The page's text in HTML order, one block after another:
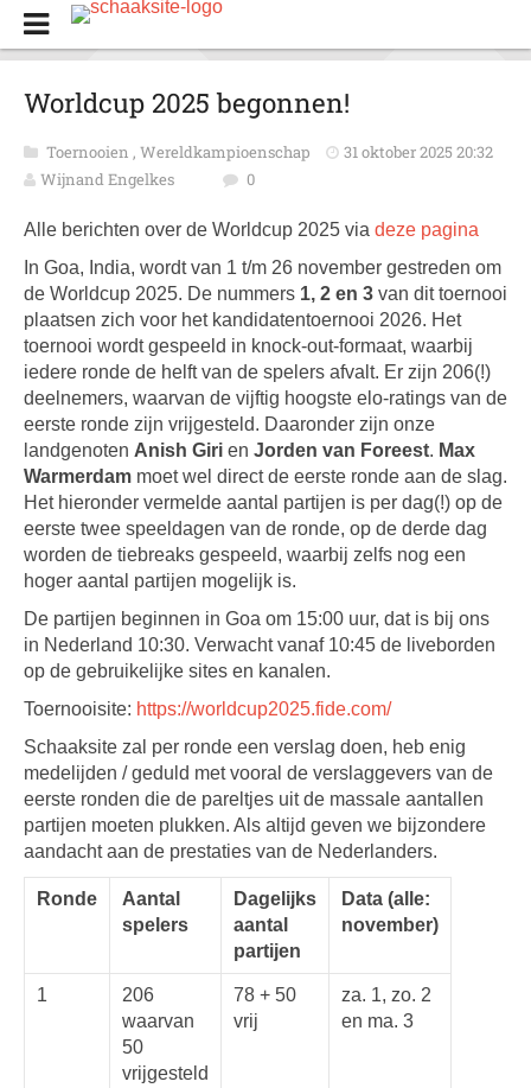
Worldcup 2025 begonnen!
Toernooien , Wereldkampioenschap
31 oktober 2025 20:32
Wijnand Engelkes
0
Alle berichten over de Worldcup 2025 via deze pagina
In Goa, India, wordt van 1 t/m 26 november gestreden om
de Worldcup 2025. De nummers 1, 2 en 3 van dit toernooi
plaatsen zich voor het kandidatentoernooi 2026. Het
toernooi wordt gespeeld in knock-out-formaat, waarbij
iedere ronde de helft van de spelers afvalt. Er zijn 206(!)
deelnemers, waarvan de vijftig hoogste elo-ratings van de
eerste ronde zijn vrijgesteld. Daaronder zijn onze
landgenoten Anish Giri en Jorden van Foreest. Max
Warmerdam moet wel direct de eerste ronde aan de slag.
Het hieronder vermelde aantal partijen is per dag(!) op de
eerste twee speeldagen van de ronde, op de derde dag
worden de tiebreaks gespeeld, waarbij zelfs nog een
hoger aantal partijen mogelijk is.
De partijen beginnen in Goa om 15:00 uur, dat is bij ons
in Nederland 10:30. Verwacht vanaf 10:45 de liveborden
op de gebruikelijke sites en kanalen.
Toernooisite: https://worldcup2025.fide.com/
Schaaksite zal per ronde een verslag doen, heb enig
medelijden / geduld met vooral de verslaggevers van de
eerste ronden die de pareltjes uit de massale aantallen
partijen moeten plukken. Als altijd geven we bijzondere
aandacht aan de prestaties van de Nederlanders.
Ronde
Aantal
spelers
Dagelijks
aantal
partijen
Data (alle:
november)
1
206
waarvan
50
vrijgesteld
78 + 50
vrij
za. 1, zo. 2
en ma. 3